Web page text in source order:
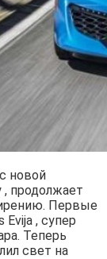
новой
, продолжает
Первые
, супер
Теперь
свет на